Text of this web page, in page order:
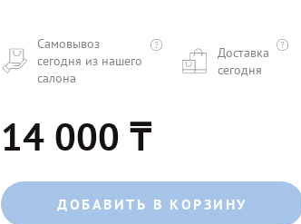
Самовывоз
сегодня из нашего
салона
Доставка
сегодня
14 000 ₸
ДОБАВИТЬ В КОРЗИНУ